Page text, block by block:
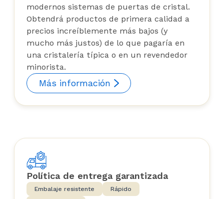
modernos sistemas de puertas de cristal.
Obtendrá productos de primera calidad a
precios increíblemente más bajos (y
mucho más justos) de lo que pagaría en
una cristalería típica o en un revendedor
minorista.
Más información
Política de entrega garantizada
Embalaje resistente
Rápido